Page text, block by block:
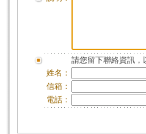
請您留下聯絡資訊，
姓名：
信箱：
電話：